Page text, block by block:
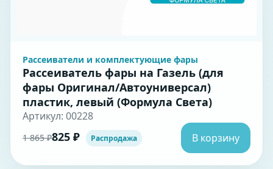
Рассеиватели и комплектующие фары
Рассеиватель фары на Газель (для
фары Оригинал/Автоуниверсал)
пластик, левый (Формула Света)
Артикул: 00228
1 865 ₽825 ₽ Распродажа В корзину